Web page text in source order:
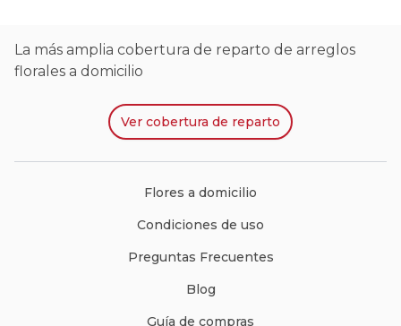
La más amplia cobertura de reparto de arreglos
florales a domicilio
Ver cobertura de reparto
Flores a domicilio
Condiciones de uso
Preguntas Frecuentes
Blog
Guía de compras